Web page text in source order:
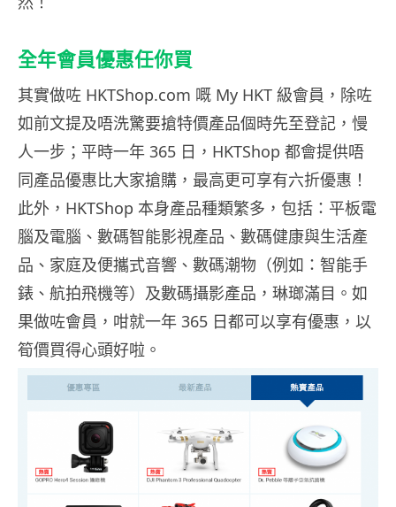
全年會員優惠任你買
其實做咗 HKTShop.com 嘅 My HKT 級會員，除咗
如前文提及唔洗驚要搶特價產品個時先至登記，慢
人一步；平時一年 365 日，HKTShop 都會提供唔
同產品優惠比大家搶購，最高更可享有六折優惠！
此外，HKTShop 本身產品種類繁多，包括：平板電
腦及電腦、數碼智能影視產品、數碼健康與生活產
品、家庭及便攜式音響、數碼潮物（例如：智能手
錶、航拍飛機等）及數碼攝影產品，琳瑯滿目。如
果做咗會員，咁就一年 365 日都可以享有優惠，以
筍價買得心頭好啦。